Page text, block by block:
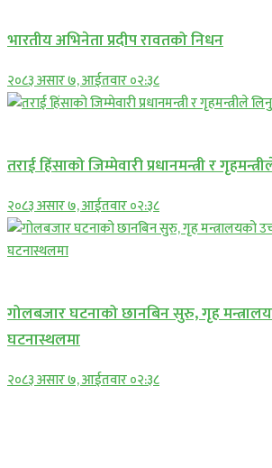
भारतीय अभिनेता प्रदीप रावतको निधन
२०८३ असार ७, आईतवार ०२:३८
तराई हिंसाको जिम्मेवारी प्रधानमन्त्री र
२०८३ असार ७, आईतवार ०२:३८
गोलबजार घटनाको छानबिन सुरु, गृह
घटनास्थलमा
२०८३ असार ७, आईतवार ०२:३८